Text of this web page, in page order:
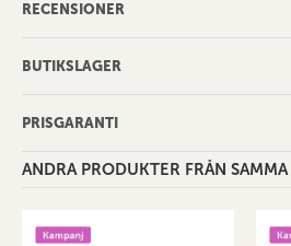
RECENSIONER
BUTIKSLAGER
PRISGARANTI
ANDRA PRODUKTER FRÅN